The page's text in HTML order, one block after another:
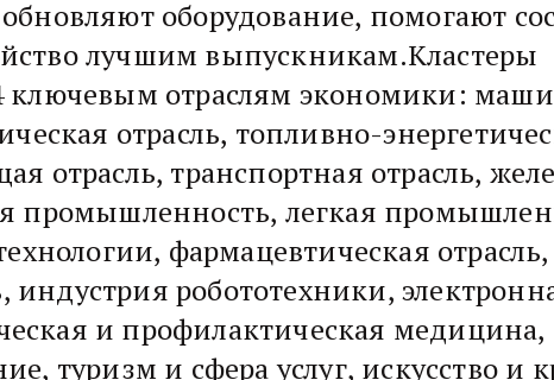
оборудование, помогают
лучшим выпускникам.Кластеры
ключевым отраслям экономики:
отрасль, топливно-
отрасль, транспортная отрасль,
промышленность, легкая
фармацевтическая отрасль,
робототехники,
и профилактическая медицина,
туризм и сфера услуг, искусство и